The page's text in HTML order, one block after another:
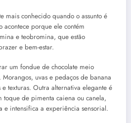
mais conhecido quando o assunto é
acontece porque ele contém
e teobromina, que estão
e bem-estar.
um fondue de chocolate meio
uvas e pedaços de banana
texturas. Outra alternativa elegante é
toque de pimenta caiena ou canela,
e intensifica a experiência sensorial.